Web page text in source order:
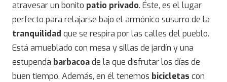
atravesar un bonito patio privado. Éste, es el lugar
perfecto para relajarse bajo el armónico susurro de la
tranquilidad que se respira por las calles del pueblo.
Está amueblado con mesa y sillas de jardín y una
estupenda barbacoade la que disfrutar los días de
buen tiempo. Además, en él tenemos bicicletas con